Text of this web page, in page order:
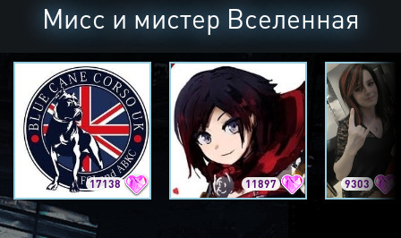
Мисс и мистер Вселенная
17138 11897 9303